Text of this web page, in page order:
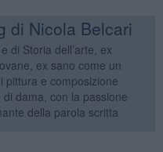
di Nicola Belcari
di Storia dell’arte, ex
ex sano come un
pittura e composizione
dama, con la passione
della parola scritta